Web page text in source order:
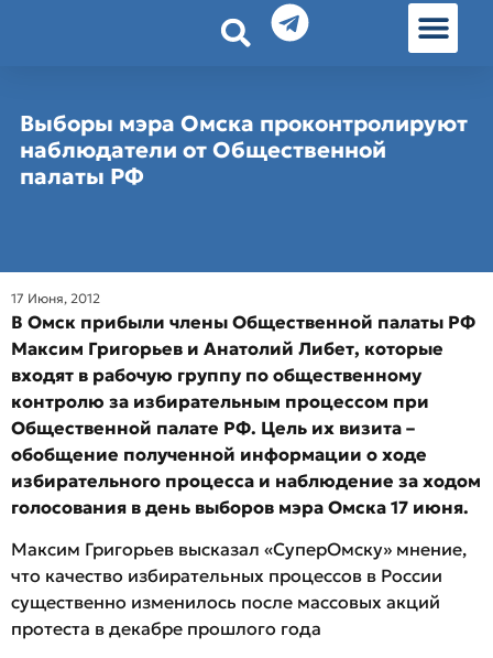
Выборы мэра Омска проконтролируют
наблюдатели от Общественной
палаты РФ
17 Июня, 2012
В Омск прибыли члены Общественной палаты РФ
Максим Григорьев и Анатолий Либет, которые
входят в рабочую группу по общественному
контролю за избирательным процессом при
Общественной палате РФ. Цель их визита –
обобщение полученной информации о ходе
избирательного процесса и наблюдение за ходом
голосования в день выборов мэра Омска 17 июня.
Максим Григорьев высказал «СуперОмску» мнение,
что качество избирательных процессов в России
существенно изменилось после массовых акций
протеста в декабре прошлого года